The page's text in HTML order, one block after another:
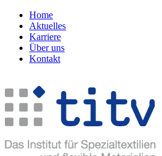
Home
Aktuelles
Karriere
Über uns
Kontakt